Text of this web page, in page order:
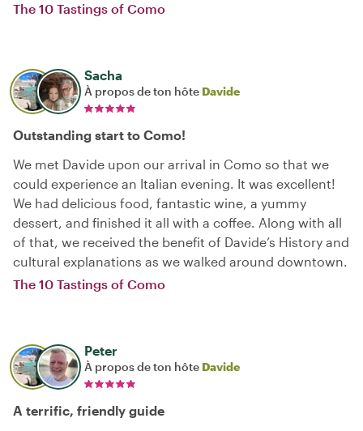
The 10 Tastings of Como
Sacha
À propos de ton hôte Davide
Outstanding start to Como!
We met Davide upon our arrival in Como so that we
could experience an Italian evening. It was excellent!
We had delicious food, fantastic wine, a yummy
dessert, and finished it all with a coffee. Along with all
of that, we received the benefit of Davide’s History and
cultural explanations as we walked around downtown.
The 10 Tastings of Como
Peter
À propos de ton hôte Davide
A terrific, friendly guide